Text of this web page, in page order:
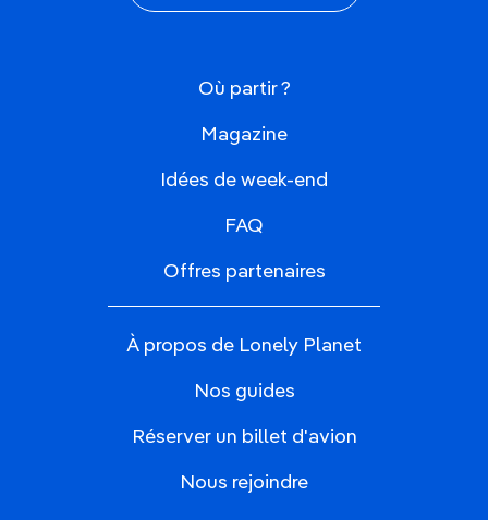
Où partir ?
Magazine
Idées de week-end
FAQ
Offres partenaires
À propos de Lonely Planet
Nos guides
Réserver un billet d'avion
Nous rejoindre